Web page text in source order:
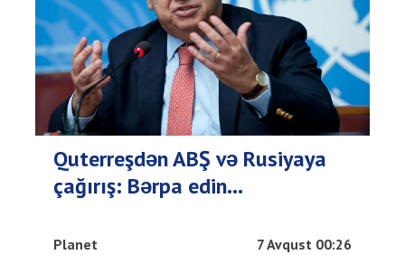
Quterreşdən ABŞ və Rusiyaya
çağırış: Bərpa edin...
Planet 7 Avqust 00:26